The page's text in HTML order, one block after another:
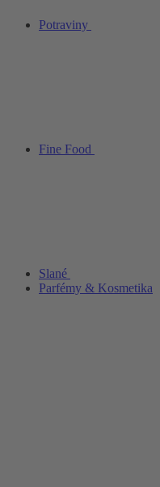
Potraviny
Fine Food
Slané
Parfémy & Kosmetika